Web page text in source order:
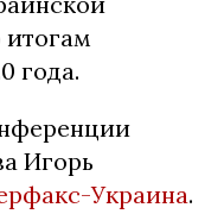
итогам
года.
Игорь
Украина.